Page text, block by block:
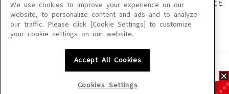
を問わず、著作権法の定める範囲を超えて無断で複製、転載、ファイル化などすること
を禁じます。
楽曲及びコンテンツは、機種によりご利用いただけない場合があります。
楽曲及びコンテンツの配信日、配信内容が変更になる場合があります。
We use cookies to improve your experience on our
website, to personalize content and ads and to analyze
our traffic. Please click [Cookie Settings] to customize
your cookie settings on our website.
Accept All Cookies
Cookies Settings